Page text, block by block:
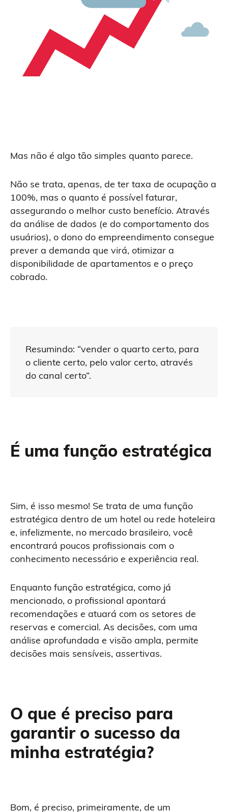
Mas não é algo tão simples quanto parece.
Não se trata, apenas, de ter taxa de ocupação a
100%, mas o quanto é possível faturar,
assegurando o melhor custo benefício. Através
da análise de dados (e do comportamento dos
usuários), o dono do empreendimento consegue
prever a demanda que virá, otimizar a
disponibilidade de apartamentos e o preço
cobrado.
Resumindo: “vender o quarto certo, para
o cliente certo, pelo valor certo, através
do canal certo”.
É uma função estratégica
Sim, é isso mesmo! Se trata de uma função
estratégica dentro de um hotel ou rede hoteleira
e, infelizmente, no mercado brasileiro, você
encontrará poucos profissionais com o
conhecimento necessário e experiência real.
Enquanto função estratégica, como já
mencionado, o profissional apontará
recomendações e atuará com os setores de
reservas e comercial. As decisões, com uma
análise aprofundada e visão ampla, permite
decisões mais sensíveis, assertivas.
O que é preciso para
garantir o sucesso da
minha estratégia?
Bom, é preciso, primeiramente, de um